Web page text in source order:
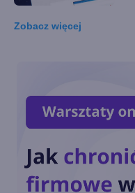
Zobacz więcej